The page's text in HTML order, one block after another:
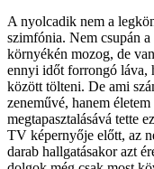
A nyolcadik nem a
szimfónia. Nem csupán
környékén mozog, de
ennyi időt forrongó láva,
között tölteni. De ami
zeneművé, hanem
megtapasztalásává tette
TV képernyője előtt, az
darab hallgatásakor azt